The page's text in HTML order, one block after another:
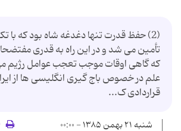
(2) حفظ قدرت تنها دغدغه شاه بود که با
تأمین می شد و در این راه به قدری
که گاهی اوقات موجب تعجب عوامل رژیم
علم در خصوص باج گیری انگلیسی ها از
قراردادی ک...
شنبه ۲۱ بهمن ۱۳۸۵ - ۰۰:۰۰